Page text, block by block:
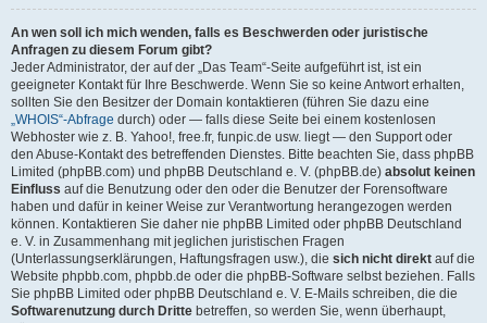
An wen soll ich mich wenden, falls es Beschwerden oder juristische
Anfragen zu diesem Forum gibt?
Jeder Administrator, der auf der „Das Team“-Seite aufgeführt ist, ist ein
geeigneter Kontakt für Ihre Beschwerde. Wenn Sie so keine Antwort erhalten,
sollten Sie den Besitzer der Domain kontaktieren (führen Sie dazu eine
„WHOIS“-Abfrage durch) oder — falls diese Seite bei einem kostenlosen
Webhoster wie z. B. Yahoo!, free.fr, funpic.de usw. liegt — den Support oder
den Abuse-Kontakt des betreffenden Dienstes. Bitte beachten Sie, dass phpBB
Limited (phpBB.com) und phpBB Deutschland e. V. (phpBB.de) absolut keinen
Einfluss auf die Benutzung oder den oder die Benutzer der Forensoftware
haben und dafür in keiner Weise zur Verantwortung herangezogen werden
können. Kontaktieren Sie daher nie phpBB Limited oder phpBB Deutschland
e. V. in Zusammenhang mit jeglichen juristischen Fragen
(Unterlassungserklärungen, Haftungsfragen usw.), die sich nicht direkt auf die
Website phpbb.com, phpbb.de oder die phpBB-Software selbst beziehen. Falls
Sie phpBB Limited oder phpBB Deutschland e. V. E-Mails schreiben, die die
Softwarenutzung durch Dritte betreffen, so werden Sie, wenn überhaupt,